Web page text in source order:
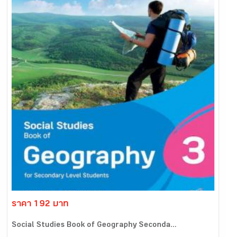
ราคา 192 บาท
Social Studies Book of Geography Seconda...